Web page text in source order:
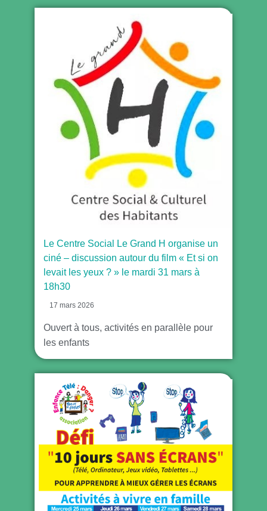
Le Centre Social Le Grand H organise un
ciné – discussion autour du film « Et si on
levait les yeux ? » le mardi 31 mars à
18h30
17 mars 2026
Ouvert à tous, activités en parallèle pour
les enfants